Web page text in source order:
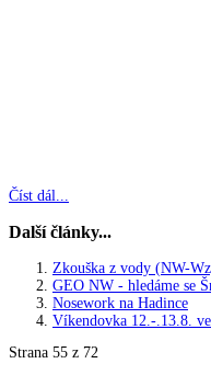
Číst dál...
Další články...
Zkouška z vody (NW-
GEO NW - hledáme se
Nosework na Hadince
Víkendovka 12.-.13.8.
Strana 55 z 72